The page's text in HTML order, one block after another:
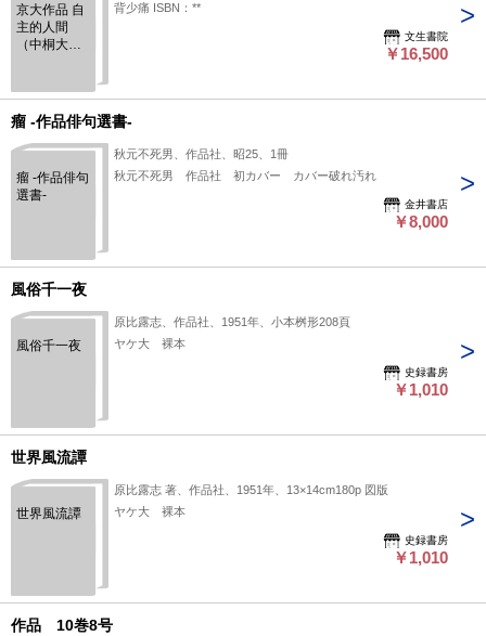
京大作品 自
主的人間
（中桐大
号（２冊）
背少痛 ISBN：**
文生書院
￥16,500
瘤 -作品俳句選書-
瘤 -作品俳句
選書-
秋元不死男、作品社、昭25、1冊
秋元不死男 作品社 初カバー カバー破れ汚れ
金井書店
￥8,000
風俗千一夜
風俗千一夜
原比露志、作品社、1951年、小本桝形208頁
ヤケ大 裸本
史録書房
￥1,010
世界風流譚
世界風流譚
原比露志 著、作品社、1951年、13×14cm180p 図版
ヤケ大 裸本
史録書房
￥1,010
作品 10巻8号